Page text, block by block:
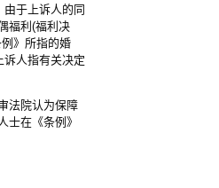
于上诉人的同
福利(福利决
》所指的婚
人指有关决定
法院认为保障
在《条例》